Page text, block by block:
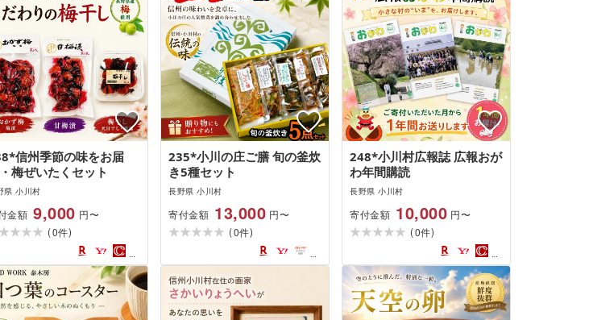
信州季節の味をお届
梅ぜいたくセット
県 小川村
金額 9,000 円〜
(0件)
235*小川の庄ご膳 旬の釜炊
き5種セット
長野県 小川村
寄付金額 13,000 円〜
(0件)
248*小川村広報誌 広報おが
わ年間購読
長野県 小川村
寄付金額 10,000 円〜
(0件)